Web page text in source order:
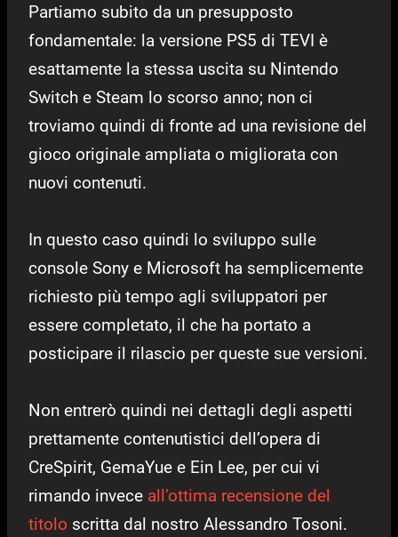
Partiamo subito da un presupposto
fondamentale: la versione PS5 di TEVI è
esattamente la stessa uscita su Nintendo
Switch e Steam lo scorso anno; non ci
troviamo quindi di fronte ad una revisione del
gioco originale ampliata o migliorata con
nuovi contenuti.
In questo caso quindi lo sviluppo sulle
console Sony e Microsoft ha semplicemente
richiesto più tempo agli sviluppatori per
essere completato, il che ha portato a
posticipare il rilascio per queste sue versioni.
Non entrerò quindi nei dettagli degli aspetti
prettamente contenutistici dell’opera di
CreSpirit, GemaYue e Ein Lee, per cui vi
rimando invece all’ottima recensione del
titolo scritta dal nostro Alessandro Tosoni.